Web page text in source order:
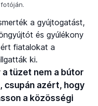
a gyújtogatást,
és gyúlékony
fiatalokat a
ki.
tüzet nem a bútor
azért, hogy
a közösségi